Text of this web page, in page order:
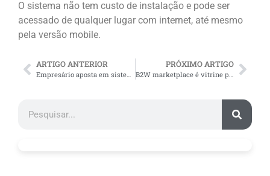
O sistema não tem custo de instalação e pode ser
acessado de qualquer lugar com internet, até mesmo
pela versão mobile.
ARTIGO ANTERIOR
Empresário aposta em sistemas integrados para crescer
PRÓXIMO ARTIGO
B2W marketplace é vitrine para vender no e-commerce